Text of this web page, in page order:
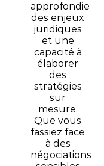
approfondie
des enjeux
juridiques
et une
capacité à
élaborer
des
stratégies
sur
mesure.
Que vous
fassiez face
à des
négociations